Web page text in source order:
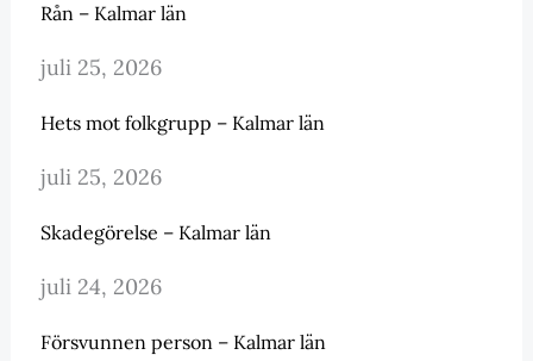
Rån – Kalmar län
juli 25, 2026
Hets mot folkgrupp – Kalmar län
juli 25, 2026
Skadegörelse – Kalmar län
juli 24, 2026
Försvunnen person – Kalmar län